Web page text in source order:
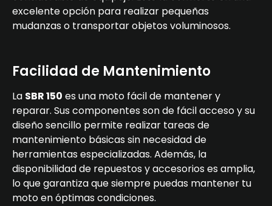
excelente opción para realizar pequeñas
mudanzas o transportar objetos voluminosos.
Facilidad de Mantenimiento
La SBR 150 es una moto fácil de mantener y
reparar. Sus componentes son de fácil acceso y su
diseño sencillo permite realizar tareas de
mantenimiento básicas sin necesidad de
herramientas especializadas. Además, la
disponibilidad de repuestos y accesorios es amplia,
lo que garantiza que siempre puedas mantener tu
moto en óptimas condiciones.